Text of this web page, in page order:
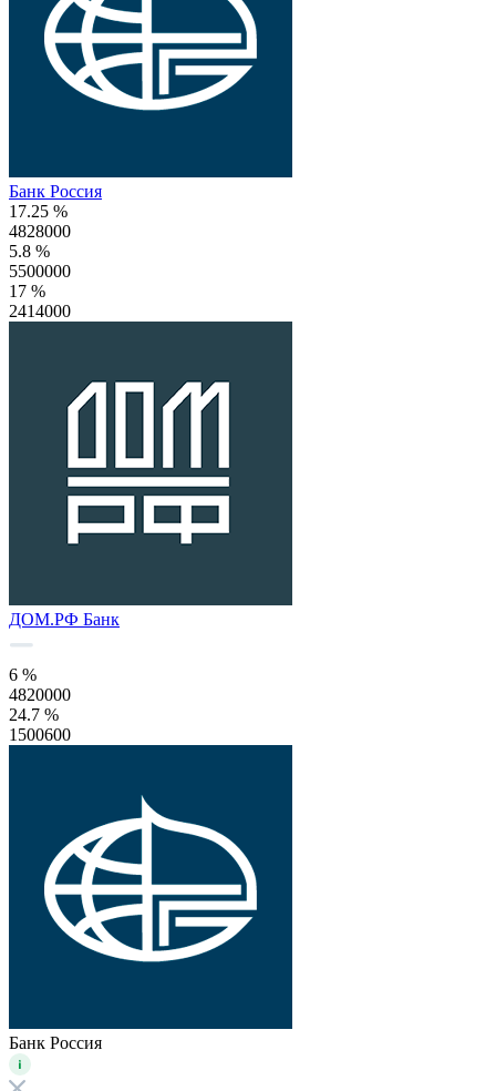
Банк Россия
17.25 %
4828000
5.8 %
5500000
17 %
2414000
ДОМ.РФ Банк
6 %
4820000
24.7 %
1500600
Банк Россия